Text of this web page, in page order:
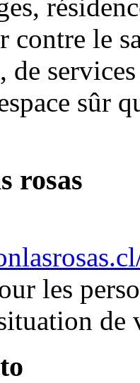
le
de
sûr
rosas
les